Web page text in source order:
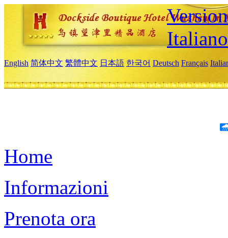
Italiano
English 简体中文 繁體中文 日本語 한국어 Deutsch Français
Home
Informazioni
Prenota ora